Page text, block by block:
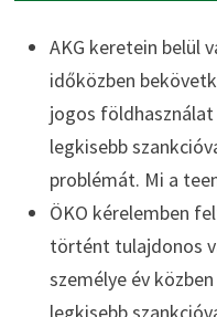
AKG keretein belül
időközben
jogos
legkisebb
problémát. Mi a
ÖKO kérelemben
történt tulajdonos
személye év
legkisebb